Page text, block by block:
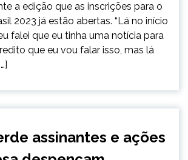
a edição que as inscrições para o
2023 já estão abertas. “Lá no início
falei que eu tinha uma notícia para
que eu vou falar isso, mas lá
assinantes e ações